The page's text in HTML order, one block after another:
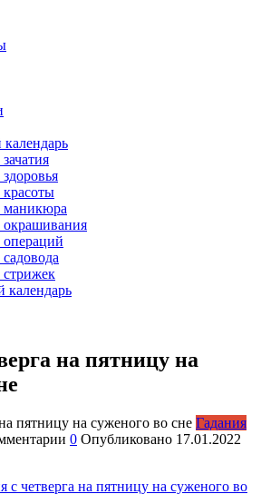
красоты
маникюра
окрашивания
операций
стрижек
календарь
на пятницу на
Гадания
0 Опубликовано 17.01.2022
с четверга на пятницу на суженого во